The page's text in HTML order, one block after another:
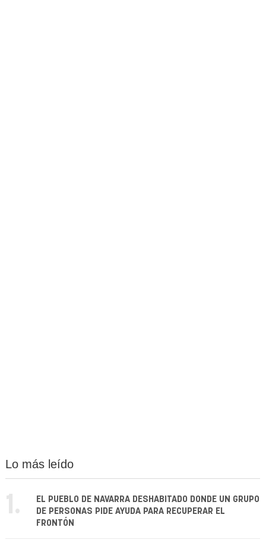
Lo más leído
1.
EL PUEBLO DE NAVARRA DESHABITADO DONDE UN GRUPO
DE PERSONAS PIDE AYUDA PARA RECUPERAR EL
FRONTÓN